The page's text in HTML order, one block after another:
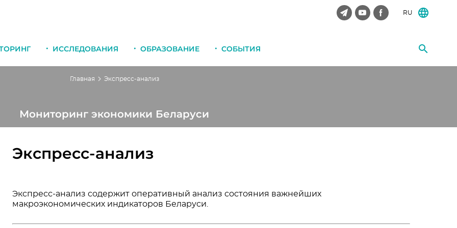
RU
ИССЛЕДОВАНИЯ ОБРАЗОВАНИЕ СОБЫТИЯ
Главная Экспресс-анализ
Мониторинг экономики Беларуси
Экспресс-анализ
Экспресс-анализ содержит оперативный анализ состояния важнейших
макроэкономических индикаторов Беларуси.